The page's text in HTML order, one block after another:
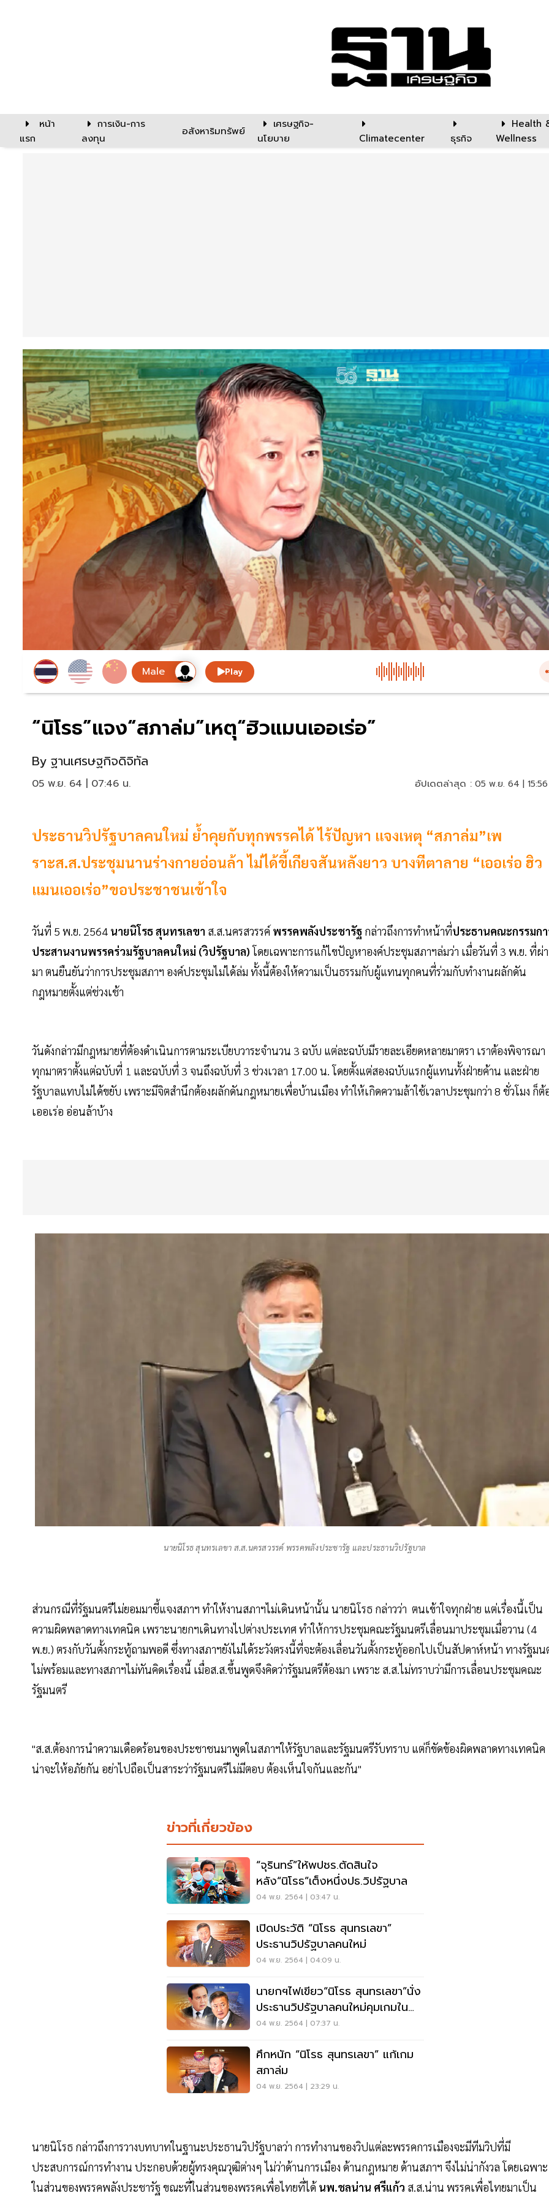
หน้า
แรก
การเงิน-การ
ลงทุน
อสังหาริมทรัพย์
เศรษฐกิจ-
นโยบาย
Climatecenter ธุรกิจ
Health
Wellness
Play
“นิโรธ”แจง“สภาล่ม”เหตุ“ฮิวแมนเออเร่อ”
By ฐานเศรษฐกิจดิจิทัล
05 พ.ย. 64 | 07:46 น. อัปเดตล่าสุด : 05 พ.ย. 64 |
ประธานวิปรัฐบาลคนใหม่ ย้ำคุยกับทุกพรรคได้ ไร้ปัญหา แจงเหตุ “สภาล่ม”เพ
ราะส.ส.ประชุมนานร่างกายอ่อนล้า ไม่ได้ขี้เกียจสันหลังยาว บางทีตาลาย “เออเร่อ ฮิว
แมนเออเร่อ”ขอประชาชนเข้าใจ
วันที่ 5 พ.ย. 2564 นายนิโรธ สุนทรเลขา ส.ส.นครสวรรค์ พรรคพลังประชารัฐ กล่าวถึงการทำหน้าที่ประธานคณะกรรมก
ประสานงานพรรคร่วมรัฐบาลคนใหม่ (วิปรัฐบาล)โดยเฉพาะการแก้ไขปัญหาองค์ประชุมสภาฯล่มว่า เมื่อวันที่ 3 พ.ย. ที่ผ่
มา ตนยืนยันว่าการประชุมสภาฯ องค์ประชุมไม่ได้ล่ม ทั้งนี้ต้องให้ความเป็นธรรมกับผู้แทนทุกคนที่ร่วมกับทำงานผลักดัน
กฎหมายตั้งแต่ช่วงเช้า
วันดังกล่าวมีกฎหมายที่ต้องดำเนินการตามระเบียบวาระจำนวน 3 ฉบับ แต่ละฉบับมีรายละเอียดหลายมาตรา เราต้องพิจารณา
ทุกมาตราตั้งแต่ฉบับที่ 1 และฉบับที่ 3 จนถึงฉบับที่ 3 ช่วงเวลา 17.00 น. โดยตั้งแต่สองฉบับแรกผู้แทนทั้งฝ่ายค้าน และฝ่าย
รัฐบาลแทบไม่ได้ขยับ เพราะมีจิตสำนึกต้องผลักดันกฎหมายเพื่อบ้านเมือง ทำให้เกิดความล้าใช้เวลาประชุมกว่า 8 ชั่วโมง ก็ต้
เออเร่อ อ่อนล้าบ้าง
นายนิโรธ สุนทรเลขา ส.ส.นครสวรรค์ พรรคพลังประชารัฐ และประธานวิปรัฐบาล
ส่วนกรณีที่รัฐมนตรีไม่ยอมมาชี้แจงสภาฯ ทำให้งานสภาฯไม่เดินหน้านั้น นายนิโรธ กล่าวว่า ตนเข้าใจทุกฝ่าย แต่เรื่องนี้เป็น
ความผิดพลาดทางเทคนิค เพราะนายกฯเดินทางไปต่างประเทศ ทำให้การประชุมคณะรัฐมนตรีเลื่อนมาประชุมเมื่อวาน (4
พ.ย.) ตรงกับวันตั้งกระทู้ถามพอดี ซึ่งทางสภาฯยังไม่ได้ระวังตรงนี้ที่จะต้องเลื่อนวันตั้งกระทู้ออกไปเป็นสัปดาห์หน้า ทางรัฐมน
ไม่พร้อมและทางสภาฯไม่ทันคิดเรื่องนี้ เมื่อส.ส.ขึ้นพูดจึงคิดว่ารัฐมนตรีต้องมา เพราะ ส.ส.ไม่ทราบว่ามีการเลื่อนประชุมคณะ
รัฐมนตรี
"ส.ส.ต้องการนำความเดือดร้อนของประชาชนมาพูดในสภาฯให้รัฐบาลและรัฐมนตรีรับทราบ แต่ก็ขัดข้องผิดพลาดทางเทคนิค
น่าจะให้อภัยกัน อย่าไปถือเป็นสาระว่ารัฐมนตรีไม่มีตอบ ต้องเห็นใจกันและกัน"
ข่าวที่เกี่ยวข้อง
“จุรินทร์”ให้พปชร.ตัดสินใจ
หลัง“นิโรธ”เต็งหนึ่งปธ.วิปรัฐบาล
04 พ.ย. 2564 | 03:47 น.
เปิดประวัติ “นิโรธ สุนทรเลขา”
ประธานวิปรัฐบาลคนใหม่
04 พ.ย. 2564 | 04:09 น.
นายกฯไฟเขียว“นิโรธ สุนทรเลขา”นั่ง
ประธานวิปรัฐบาลคนใหม่คุมเกมใน
สภา
04 พ.ย. 2564 | 07:37 น.
ศึกหนัก “นิโรธ สุนทรเลขา” แก้เกม
สภาล่ม
04 พ.ย. 2564 | 23:29 น.
นายนิโรธ กล่าวถึงการวางบทบาทในฐานะประธานวิปรัฐบาลว่า การทำงานของวิปแต่ละพรรคการเมืองจะมีทีมวิปที่มี
ประสบการณ์การทำงาน ประกอบด้วยผู้ทรงคุณวุฒิต่างๆ ไม่ว่าด้านการเมือง ด้านกฎหมาย ด้านสภาฯ จึงไม่น่ากังวล โดยเฉพาะ
ในส่วนของพรรคพลังประชารัฐ ขณะที่ในส่วนของพรรคเพื่อไทยที่ได้นพ.ชลน่าน ศรีแก้ว ส.ส.น่าน พรรคเพื่อไทยมาเป็น